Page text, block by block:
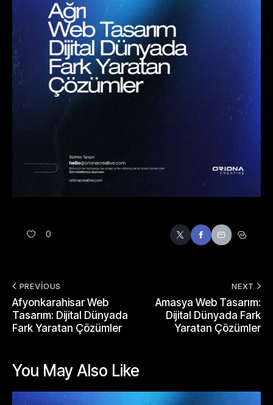
0
PREVIOUS
Afyonkarahisar Web
Tasarım: Dijital Dünyada
Fark Yaratan Çözümler
NEXT
Amasya Web Tasarım:
Dijital Dünyada Fark
Yaratan Çözümler
You May Also Like